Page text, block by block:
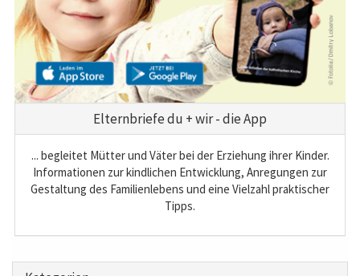
Elternbriefe du + wir - die App
... begleitet Mütter und Väter bei der Erziehung ihrer Kinder.
Informationen zur kindlichen Entwicklung, Anregungen zur
Gestaltung des Familienlebens und eine Vielzahl praktischer
Tipps.